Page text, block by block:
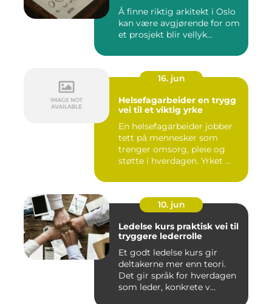
Å finne riktig arkitekt i Oslo
kan være avgjørende for om
et prosjekt blir vellyk...
16. jun
Helsefagarbeider en trygg
vei til et viktig yrke
En helsefagarbeider jobber
tett på mennesker som
trenger omsorg, pleie og
støtte i hverdagen. Yrket ...
10. jun
Ledelse kurs praktisk vei til
tryggere lederrolle
Et godt ledelse kurs gir
deltakerne mer enn teori.
Det gir språk for hverdagen
som leder, konkrete v...